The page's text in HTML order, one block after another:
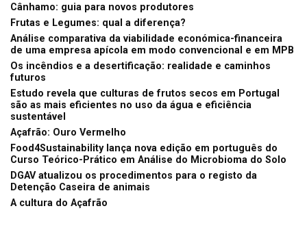
Cânhamo: guia para novos produtores
Frutas e Legumes: qual a diferença?
Análise comparativa da viabilidade económica-financeira
de uma empresa apícola em modo convencional e em MPB
Os incêndios e a desertificação: realidade e caminhos
futuros
Estudo revela que culturas de frutos secos em Portugal
são as mais eficientes no uso da água e eficiência
sustentável
Açafrão: Ouro Vermelho
Food4Sustainability lança nova edição em português do
Curso Teórico-Prático em Análise do Microbioma do Solo
DGAV atualizou os procedimentos para o registo da
Detenção Caseira de animais
A cultura do Açafrão